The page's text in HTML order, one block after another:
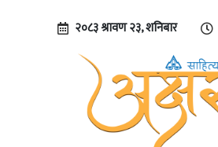
२०८३ श्रावण २३, शनिबार